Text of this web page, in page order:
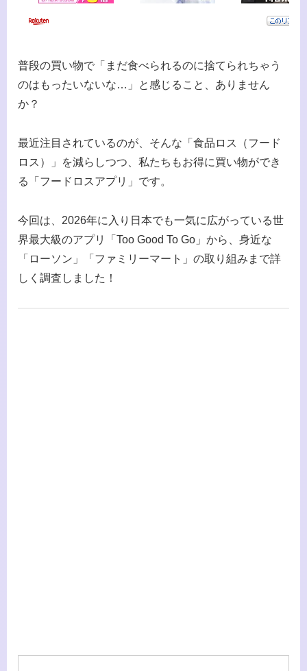
普段の買い物で「まだ食べられるのに捨てられちゃう
のはもったいないな…」と感じること、ありません
か？
最近注目されているのが、そんな「食品ロス（フード
ロス）」を減らしつつ、私たちもお得に買い物ができ
る「フードロスアプリ」です。
今回は、2026年に入り日本でも一気に広がっている世
界最大級のアプリ「Too Good To Go」から、身近な
「ローソン」「ファミリーマート」の取り組みまで詳
しく調査しました！